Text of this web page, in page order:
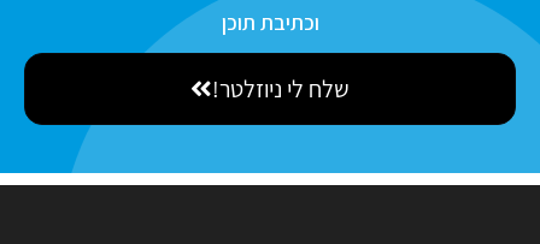
e
ס
כ
ה
וכתיבת תוכן
שלח לי ניוזלטר!